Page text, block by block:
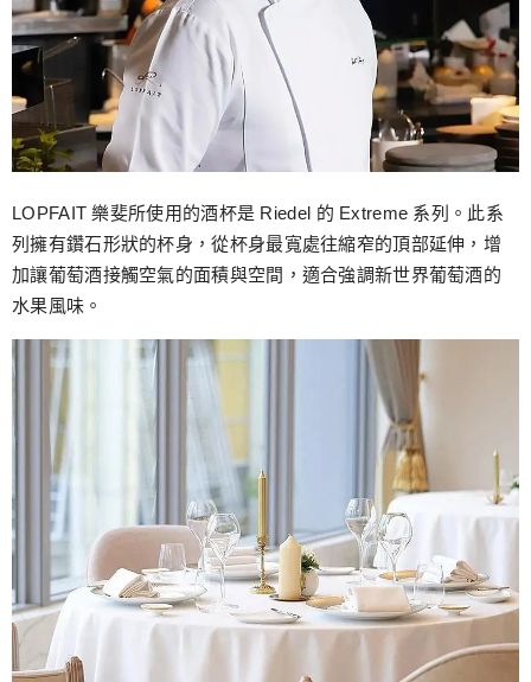
LOPFAIT 樂斐所使用的酒杯是 Riedel 的 Extreme 系列。此系
列擁有鑽石形狀的杯身，從杯身最寬處往縮窄的頂部延伸，增
加讓葡萄酒接觸空氣的面積與空間，適合強調新世界葡萄酒的
水果風味。